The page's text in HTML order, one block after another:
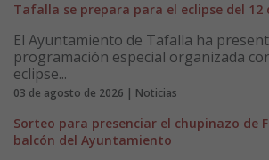
Tafalla se prepara para el eclipse del 12
El Ayuntamiento de Tafalla ha
programación especial organizada
eclipse...
03 de agosto de 2026 | Noticias
Sorteo para presenciar el chupinazo de
balcón del Ayuntamiento